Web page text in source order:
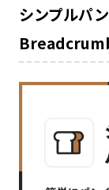
シンプルパ